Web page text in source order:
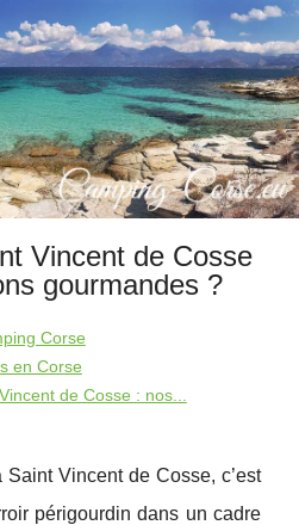
Vincent de Cosse
gourmandes ?
Corse
en Corse
de Cosse : nos...
Vincent de Cosse, c’est
périgourdin dans un cadre